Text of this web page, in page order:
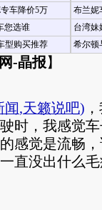
车降价5万
您选谁
型购买推荐
布兰妮
台湾妹
希尔顿
-晶报 】
闻,天籁说吧)
时，我感觉
感觉是流畅
直没出什么